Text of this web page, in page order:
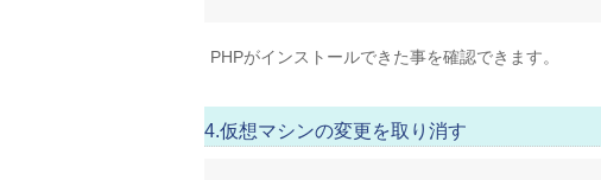
PHPがインストールできた事を確認できます。
4.仮想マシンの変更を取り消す